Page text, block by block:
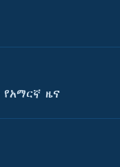
ዜና